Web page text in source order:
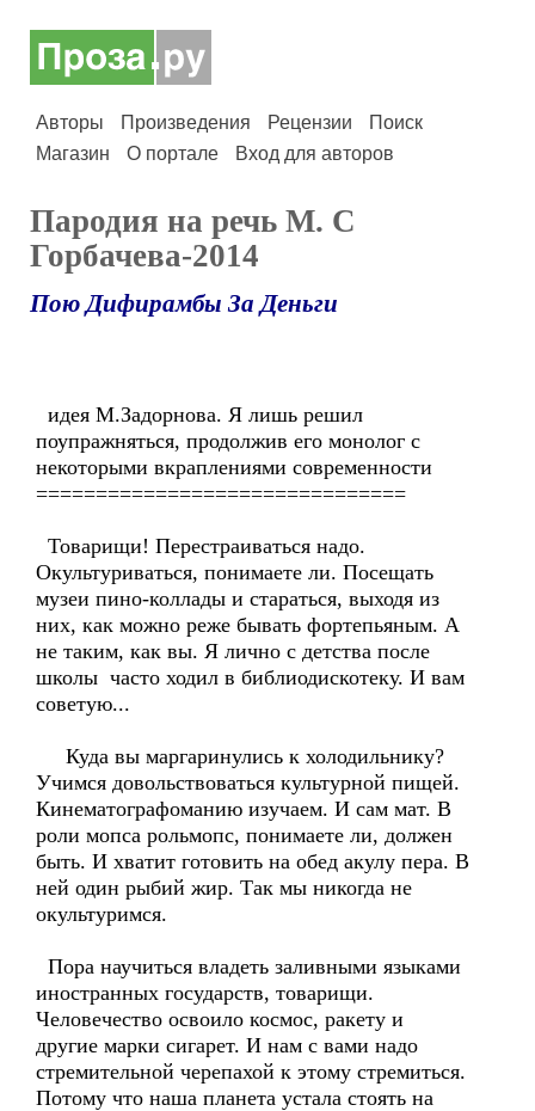
Авторы Произведения Рецензии
Поиск
Магазин
О портале Вход для авторов
Пародия на речь М. С
Горбачева-2014
Пою Дифирамбы За Деньги
идея М.Задорнова. Я лишь решил
поупражняться, продолжив его монолог с
некоторыми вкраплениями современности
===============================
Товарищи! Перестраиваться надо.
Окультуриваться, понимаете ли. Посещать
музеи пино-коллады и стараться, выходя из
них, как можно реже бывать фортепьяным. А
не таким, как вы. Я лично с детства после
школы часто ходил в библиодискотеку. И вам
советую...
Куда вы маргаринулись к холодильнику?
Учимся довольствоваться культурной пищей.
Кинематографоманию изучаем. И сам мат. В
роли мопса рольмопс, понимаете ли, должен
быть. И хватит готовить на обед акулу пера. В
ней один рыбий жир. Так мы никогда не
окультуримся.
Пора научиться владеть заливными языками
иностранных государств, товарищи.
Человечество освоило космос, ракету и
другие марки сигарет. И нам с вами надо
стремительной черепахой к этому стремиться.
Потому что наша планета устала стоять на